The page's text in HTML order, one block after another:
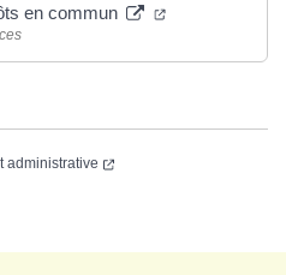
en commun
administrative